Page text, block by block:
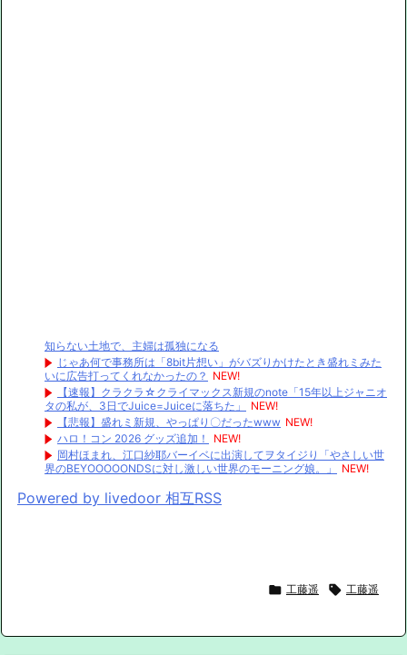
知らない土地で、主婦は孤独になる
じゃあ何で事務所は「8bit片想い」がバズりかけたとき盛れミみた
いに広告打ってくれなかったの？ NEW!
【速報】クラクラ☆クライマックス新規のnote「15年以上ジャニオ
タの私が、3日でJuice=Juiceに落ちた」
NEW!
【悲報】盛れミ新規、やっぱり〇だったwww NEW!
ハロ！コン 2026 グッズ追加！
NEW!
岡村ほまれ、江口紗耶バーイベに出演してヲタイジり「やさしい世
界のBEYOOOOONDSに対し激しい世界のモーニング娘。」
NEW!
Powered by livedoor 相互RSS
 工藤遥  工藤遥